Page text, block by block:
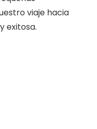
viaje hacia
exitosa.